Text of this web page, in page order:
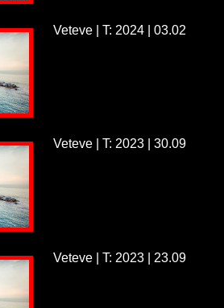
Veteve | T: 2024 | 03.02
Veteve | T: 2023 | 30.09
Veteve | T: 2023 | 23.09